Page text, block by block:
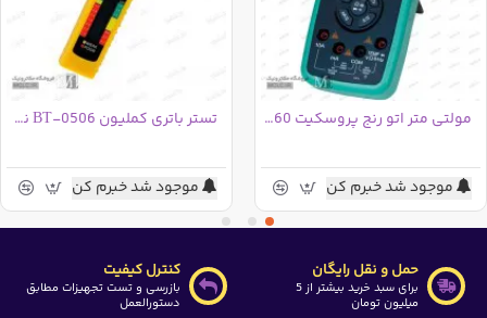
مولتی متر اتو رنج پروسکیت MT-1860 تایوانی
موجود شد خبرم کن
تستر باتری کملیون BT-0506 نمایشگر دیجیتال
موجود شد خبرم کن
حمل و نقل رایگان
برای سبد خرید بیشتر از 5
میلیون تومان
کنترل کیفیت
بازرسی و تست تجهیزات مطابق
دستورالعمل